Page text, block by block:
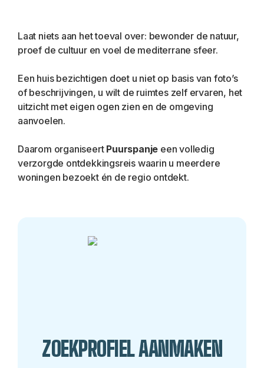
Laat niets aan het toeval over: bewonder de natuur,
proef de cultuur en voel de mediterrane sfeer.
Een huis bezichtigen doet u niet op basis van foto’s
of beschrijvingen, u wilt de ruimtes zelf ervaren, het
uitzicht met eigen ogen zien en de omgeving
aanvoelen.
Daarom organiseert Puurspanje een volledig
verzorgde ontdekkingsreis waarin u meerdere
woningen bezoekt én de regio ontdekt.
ZOEKPROFIEL AANMAKEN